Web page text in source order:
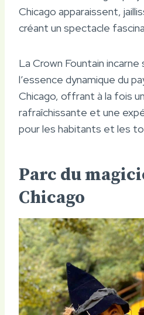
Chicago apparaissent,
créant un spectacle
La Crown Fountain incarne
l’essence dynamique du
Chicago, offrant à la fois
rafraîchissante et une
pour les habitants et les
Parc du
Chicago